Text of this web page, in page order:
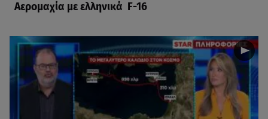
Αερομαχία με ελληνικά F-16